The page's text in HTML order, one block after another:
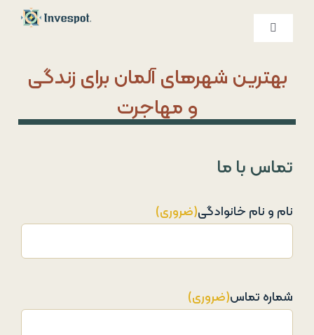
Skip
کنترلر
خدمات ما
بهترین شهرهای آلمان برای زندگی
و مهاجرت
تماس با ما
نام و نام خانوادگی(ضروری)
شماره تماس(ضروری)